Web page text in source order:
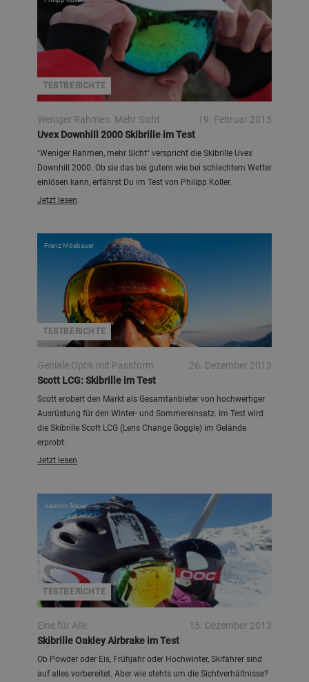
TESTBERICHTE
Weniger Rahmen. Mehr Sicht.
19. Februar 2015
Uvex Downhill 2000 Skibrille im Test
"Weniger Rahmen, mehr Sicht" verspricht die Skibrille Uvex
Downhill 2000. Ob sie das bei gutem wie bei schlechtem Wetter
einlösen kann, erfährst Du im Test von Philipp Koller.
Jetzt lesen
TESTBERICHTE
Franz Mösbauer
Geniale Optik mit Passform
26. Dezember 2013
Scott LCG: Skibrille im Test
Scott erobert den Markt als Gesamtanbieter von hochwertiger
Ausrüstung für den Winter- und Sommereinsatz. Im Test wird
die Skibrille Scott LCG (Lens Change Goggle) im Gelände
erprobt.
Jetzt lesen
TESTBERICHTE
Valentin Sauer
Eine für Alle
15. Dezember 2013
Skibrille Oakley Airbrake im Test
Ob Powder oder Eis, Frühjahr oder Hochwinter, Skifahrer sind
auf alles vorbereitet. Aber wie stehts um die Sichtverhältnisse?